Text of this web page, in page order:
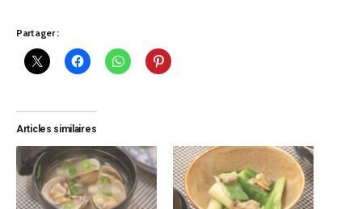
Partager :
Articles similaires